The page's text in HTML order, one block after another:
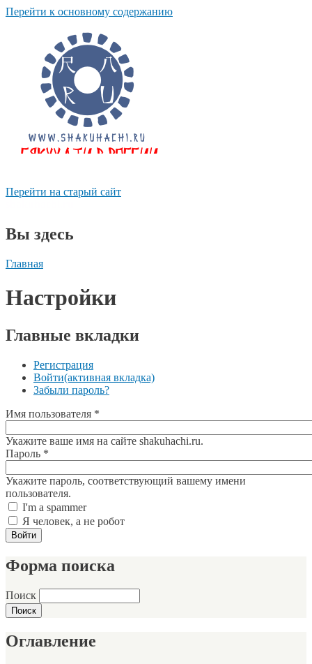
Перейти к основному содержанию
Перейти на старый сайт
Вы здесь
Главная
Настройки
Главные вкладки
Регистрация
Войти(активная вкладка)
Забыли пароль?
Имя пользователя *
Укажите ваше имя на сайте shakuhachi.ru.
Пароль *
Укажите пароль, соответствующий вашему имени
пользователя.
I'm a spammer
Я человек, а не робот
Форма поиска
Поиск
Оглавление